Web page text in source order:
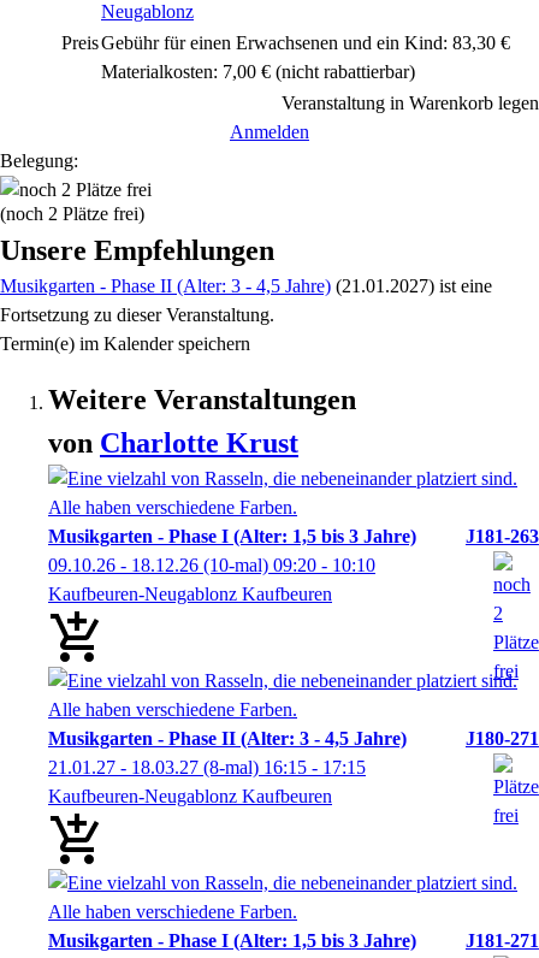
Neugablonz
PreisGebühr für einen Erwachsenen und ein Kind: 83,30 €
Materialkosten: 7,00 € (nicht rabattierbar)
Veranstaltung in Warenkorb legen
Anmelden
Belegung:
(noch 2 Plätze frei)
Unsere Empfehlungen
Musikgarten - Phase II (Alter: 3 - 4,5 Jahre) (21.01.2027) ist eine
Fortsetzung zu dieser Veranstaltung.
Termin(e) im Kalender speichern
Weitere Veranstaltungen
von Charlotte Krust
Musikgarten - Phase I (Alter: 1,5 bis 3 Jahre)
J181-263
09.10.26 - 18.12.26 (10-mal) 09:20 - 10:10
Kaufbeuren-Neugablonz Kaufbeuren
Musikgarten - Phase II (Alter: 3 - 4,5 Jahre)
J180-271
21.01.27 - 18.03.27 (8-mal) 16:15 - 17:15
Kaufbeuren-Neugablonz Kaufbeuren
Musikgarten - Phase I (Alter: 1,5 bis 3 Jahre)
J181-271